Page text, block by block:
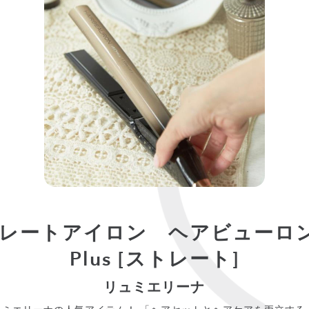
ートアイロン ヘアビューロ
Plus [ストレート]
リュミエリーナ